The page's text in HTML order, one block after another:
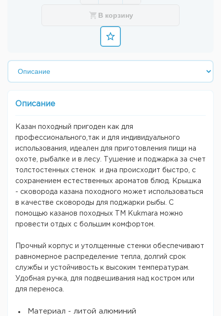
В корзину
Описание
Казан походный пригоден как для
профессионального,так и для индивидуального
использования, идеален для приготовления пищи на
охоте, рыбалке и в лесу. Тушение и поджарка за счет
толстостенных стенок и дна происходит быстро, с
сохранением естественных ароматов блюд. Крышка
- сковорода казана походного может использоваться
в качестве сковороды для поджарки рыбы. С
помощью казанов походных TM Kukmara можно
провести отдых с большим комфортом.
Прочный корпус и утолщенные стенки обеспечивают
равномерное распределение тепла, долгий срок
службы и устойчивость к высоким температурам.
Удобная ручка, для подвешивания над костром или
для переноса.
Материал - литой алюминий